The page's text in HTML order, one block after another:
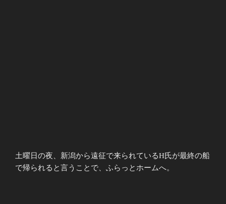
土曜日の夜、新潟から遠征で来られているH氏が最終の船
で帰られると言うことで、ふらっとホームへ。